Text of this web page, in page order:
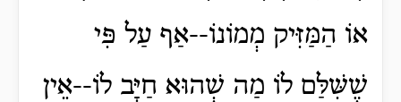
אוֹ הַמַּזִּיק מְמוֹנוֹ--אַף עַל פִּי
שֶׁשִּׁלַּם לוֹ מַה שְׁהוּא חַיָּב לוֹ--אֵין